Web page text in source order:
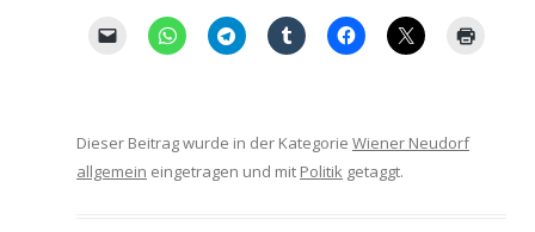
Dieser Beitrag wurde in der Kategorie Wiener Neudorf
allgemein eingetragen und mit Politik getaggt.